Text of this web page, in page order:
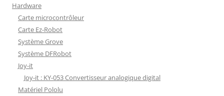
Hardware
Carte microcontrôleur
Carte Ez-Robot
Système Grove
Système DFRobot
Joy-it
Joy-it : KY-053 Convertisseur analogique digital
Matériel Pololu